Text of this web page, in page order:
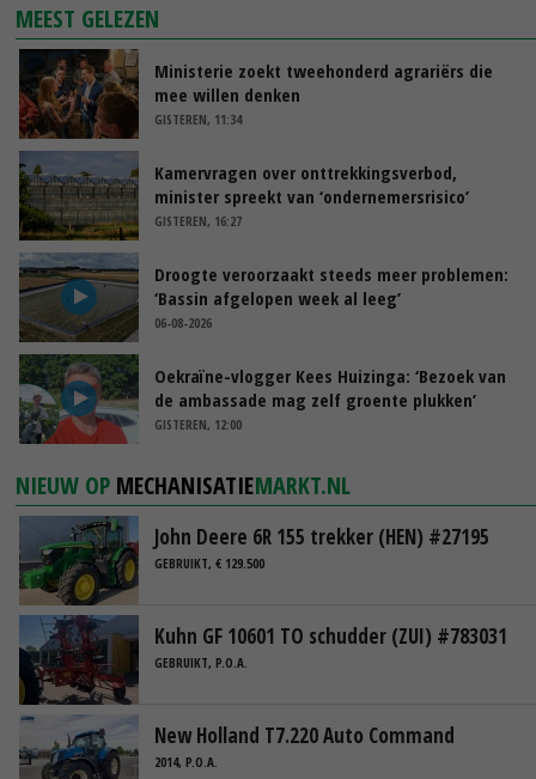
MEEST GELEZEN
Ministerie zoekt tweehonderd agrariërs die
mee willen denken
GISTEREN, 11:34
Kamervragen over onttrekkingsverbod,
minister spreekt van ‘ondernemersrisico’
GISTEREN, 16:27
Droogte veroorzaakt steeds meer problemen:
‘Bassin afgelopen week al leeg’
06-08-2026
Oekraïne-vlogger Kees Huizinga: ‘Bezoek van
de ambassade mag zelf groente plukken’
GISTEREN, 12:00
NIEUW OP MECHANISATIEMARKT.NL
John Deere 6R 155 trekker (HEN) #27195
GEBRUIKT, € 129.500
Kuhn GF 10601 TO schudder (ZUI) #783031
GEBRUIKT, P.O.A.
New Holland T7.220 Auto Command
2014, P.O.A.